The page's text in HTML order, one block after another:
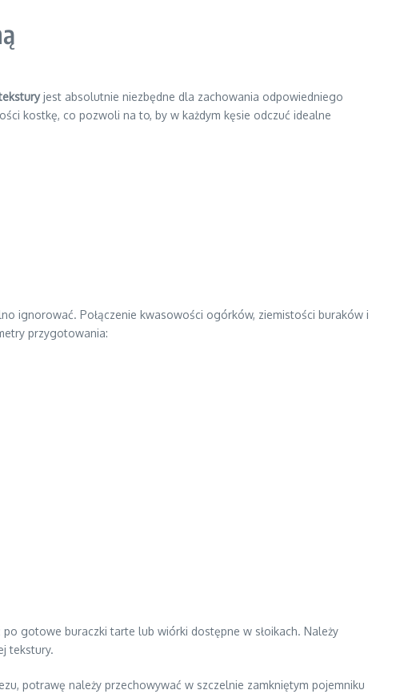
jest absolutnie niezbędne dla zachowania odpowiedniego
kostkę, co pozwoli na to, by w każdym kęsie odczuć idealne
ignorować. Połączenie kwasowości ogórków, ziemistości buraków i
przygotowania:
gotowe buraczki tarte lub wiórki dostępne w słoikach. Należy
tekstury.
potrawę należy przechowywać w szczelnie zamkniętym pojemniku